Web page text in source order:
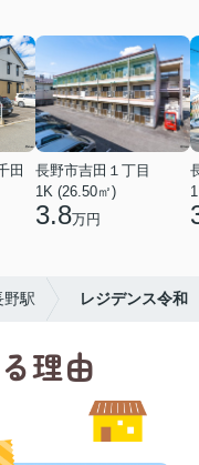
田
長野市吉田１丁目
1K (26.50㎡)
3.8万円
野駅 レジデンス令和
理由